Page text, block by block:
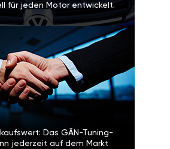
für jeden Motor entwickelt.
Das GÄN-Tuning-
jederzeit auf dem Markt